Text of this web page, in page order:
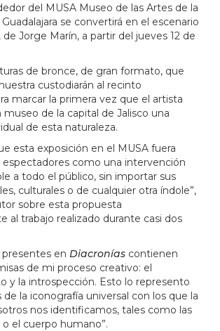
del MUSA Museo de las Artes de la
se convertirá en el escenario
, de Jorge Marín, a partir del jueves 12 de
de bronce, de gran formato, que
custodiarán al recinto
marcar la primera vez que el artista
de la capital de Jalisco una
de esta naturaleza.
esta exposición en el MUSA fuera
espectadores como una intervención
a todo el público, sin importar sus
culturales o de cualquier otra índole”,
sobre esta propuesta
al trabajo realizado durante casi dos
presentes en Diacronías contienen
de mi proceso creativo: el
y la introspección. Esto lo represento
la iconografía universal con los que la
nos identificamos, tales como las
o el cuerpo humano”.